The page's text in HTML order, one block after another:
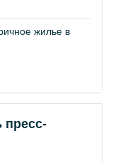
жилье в
пресс-